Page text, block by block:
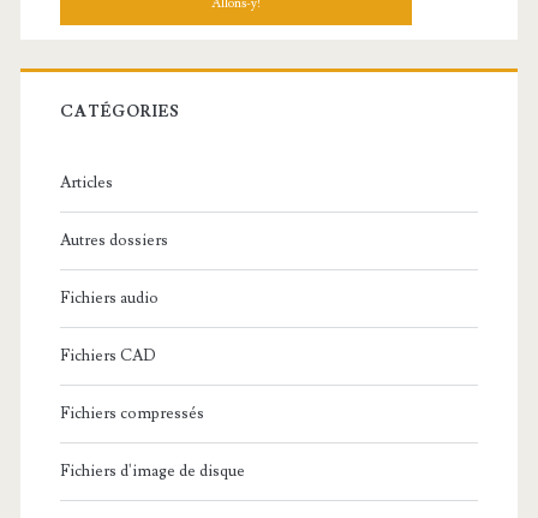
h
r
c
:
CATÉGORIES
Articles
Autres dossiers
Fichiers audio
Fichiers CAD
Fichiers compressés
Fichiers d'image de disque